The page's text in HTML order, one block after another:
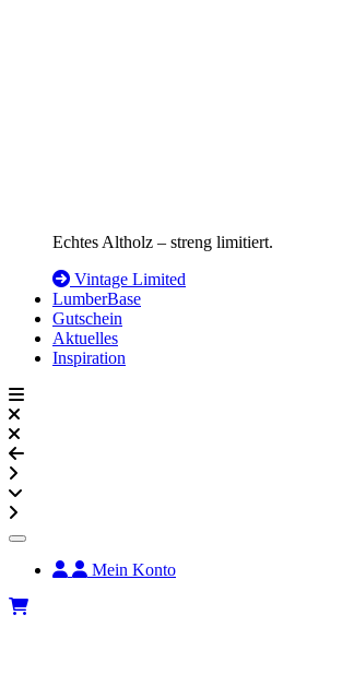
Echtes Altholz – streng limitiert.
Vintage Limited
LumberBase
Gutschein
Aktuelles
Inspiration
Mein Konto